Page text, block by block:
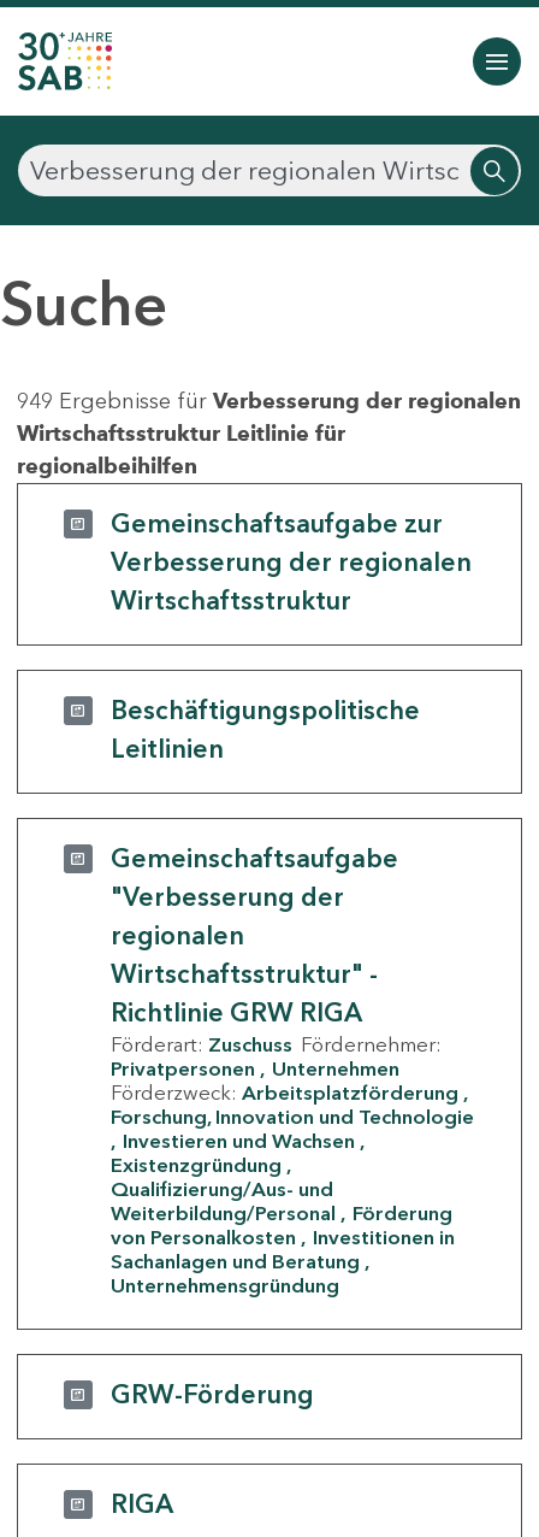
Suche
949 Ergebnisse für Verbesserung der regionalen
Wirtschaftsstruktur Leitlinie für
regionalbeihilfen
Gemeinschaftsaufgabe zur
Verbesserung der regionalen
Wirtschaftsstruktur
Beschäftigungspolitische
Leitlinien
Gemeinschaftsaufgabe
"Verbesserung der
regionalen
Wirtschaftsstruktur" -
Richtlinie GRW RIGA
Förderart: Zuschuss Fördernehmer:
Privatpersonen
Unternehmen
Förderzweck: Arbeitsplatzförderung
Forschung, Innovation und Technologie
Investieren und Wachsen
Existenzgründung
Qualifizierung/Aus- und
Weiterbildung/Personal
Förderung
von Personalkosten
Investitionen in
Sachanlagen und Beratung
Unternehmensgründung
GRW-Förderung
RIGA